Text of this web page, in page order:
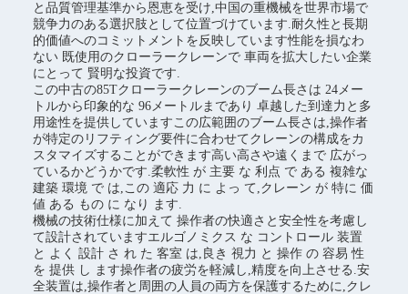
と品質管理基準から恩恵を受け,中国の重機械を世界市場で
競争力のある選択肢として位置づけています.耐久性と長期
的価値へのコミットメントを反映しています性能を損なわ
ない 既使用のクローラークレーンで 車両を拡大したい企業
にとって 賢明な投資です.
この中古の85Tクローラークレーンのブーム長さは 24メー
トルから印象的な 96メートルまであり 卓越した到達力と多
用途性を提供していますこの広範囲のブーム長さは,操作者
が特定のリフティング要件に合わせてクレーンの構成をカ
スタマイズすることができます高い高さや遠くまで 広がっ
ているかどうかです.柔軟性 が 主要 な 利点 で ある 複雑な
建築 環境 で は,この 適応 力 に よっ て,クレーン が 特に 価
値 ある もの に なり ます.
機械の技術仕様に加えて 操作者の快適さと安全性を考慮し
て設計されていますエルゴノミクス な コントロール 装置
と よく 設計 さ れ た 客室 は,良き 視力 と 操作 の 容易 性
を 提供 し ます操作者の疲労を軽減し,精度を向上させる.安
全装置は,操作者と周囲の人員の両方を保護するために,クレ